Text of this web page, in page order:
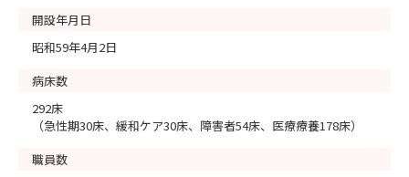
開設年月日
昭和59年4月2日
病床数
292床
（急性期30床、緩和ケア30床、障害者54床、医療療養178床）
職員数